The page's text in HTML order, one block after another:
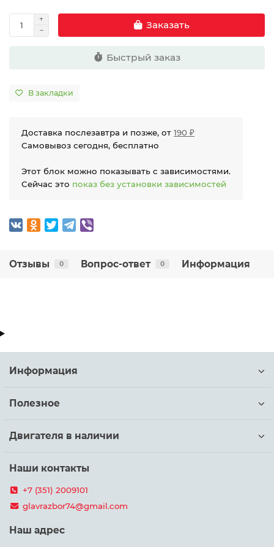
Заказать
Быстрый заказ
В закладки
Доставка послезавтра и позже, от 190 ₽
Самовывоз сегодня, бесплатно
Этот блок можно показывать с зависимостями.
Сейчас это показ без установки зависимостей
Отзывы 0 Вопрос-ответ 0 Информация
Информация
Полезное
Двигателя в наличии
Наши контакты
+7 (351) 2009101
glavrazbor74@gmail.com
Наш адрес